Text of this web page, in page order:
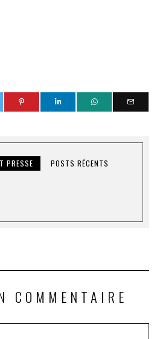
PRESSE POSTS RÉCENTS
COMMENTAIRE